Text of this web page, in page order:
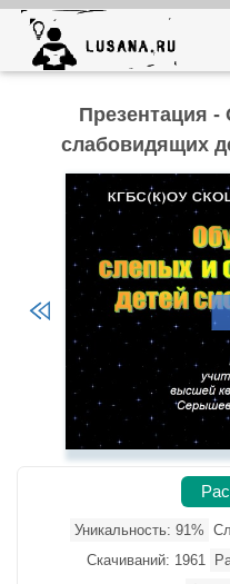
Презентация
слабовидящих
Уникальность: 91%
Скачиваний: 1961